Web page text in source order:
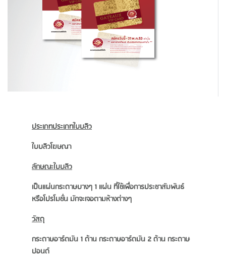
ประเภทประเภทใบบลิว
ใบบลิวโฆษณา
ลักษณะใบบลิว
เปนแผนกระดาษบางๆ 1 แผน ที่ใชเพื่อการประชาสัมพันธ
หรือโปรโมชั่น มักจะเจอตามหางตางๆ
วัสดุ
กระดาษอารตมัน 1 ดาน กระดาษอารตมัน 2 ดาน กระดาษ
ปอนด